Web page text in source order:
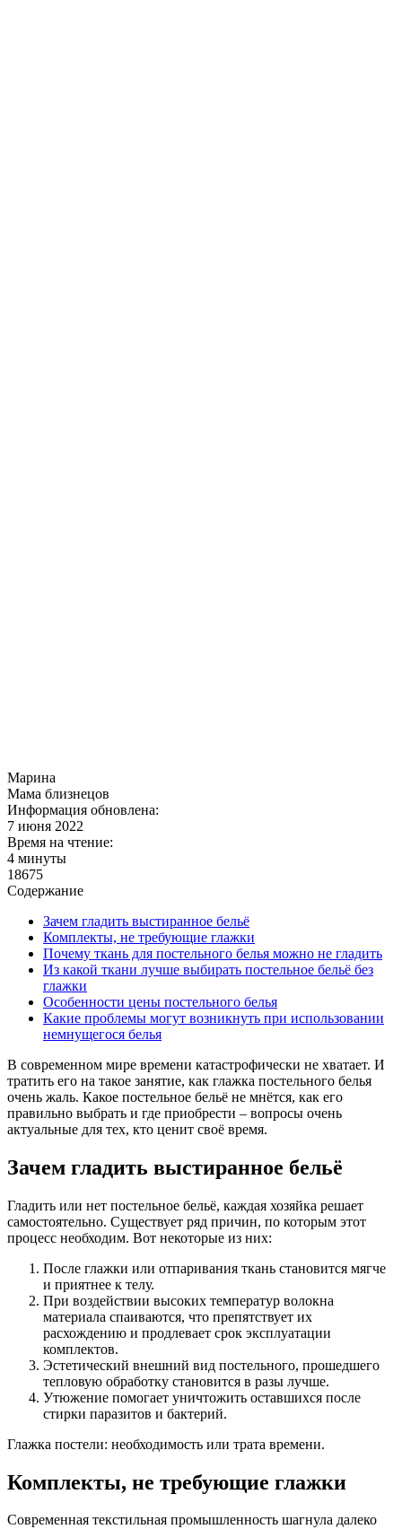
Марина
Мама близнецов
Информация обновлена:
7 июня 2022
Время на чтение:
4 минуты
18675
Содержание
Зачем гладить выстиранное бельё
Комплекты, не требующие глажки
Почему ткань для постельного белья можно не гладить
Из какой ткани лучше выбирать постельное бельё без
глажки
Особенности цены постельного белья
Какие проблемы могут возникнуть при использовании
немнущегося белья
В современном мире времени катастрофически не хватает. И
тратить его на такое занятие, как глажка постельного белья
очень жаль. Какое постельное бельё не мнётся, как его
правильно выбрать и где приобрести – вопросы очень
актуальные для тех, кто ценит своё время.
Зачем гладить выстиранное бельё
Гладить или нет постельное бельё, каждая хозяйка решает
самостоятельно. Существует ряд причин, по которым этот
процесс необходим. Вот некоторые из них:
После глажки или отпаривания ткань становится мягче
и приятнее к телу.
При воздействии высоких температур волокна
материала спаиваются, что препятствует их
расхождению и продлевает срок эксплуатации
комплектов.
Эстетический внешний вид постельного, прошедшего
тепловую обработку становится в разы лучше.
Утюжение помогает уничтожить оставшихся после
стирки паразитов и бактерий.
Глажка постели: необходимость или трата времени.
Комплекты, не требующие глажки
Современная текстильная промышленность шагнула далеко